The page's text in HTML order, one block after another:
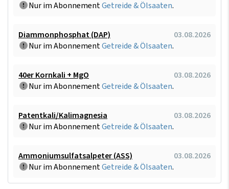
Nur im AbonnementGetreide & Ölsaaten.
Diammonphosphat (DAP)
03.08.2026
Nur im AbonnementGetreide & Ölsaaten.
40er Kornkali + MgO
03.08.2026
Nur im AbonnementGetreide & Ölsaaten.
Patentkali/Kalimagnesia
03.08.2026
Nur im AbonnementGetreide & Ölsaaten.
Ammoniumsulfatsalpeter (ASS)
03.08.2026
Nur im AbonnementGetreide & Ölsaaten.